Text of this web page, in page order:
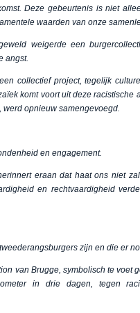
Deze gebeurtenis is niet
waarden van onze
weigerde een
angst.
collectief project, tegelijk
komt voort uit deze racistische
opnieuw samengevoegd.
en engagement.
eraan dat haat ons niet
en rechtvaardigheid
zijn en die er
van Brugge, symbolisch te voet
in drie dagen, tegen